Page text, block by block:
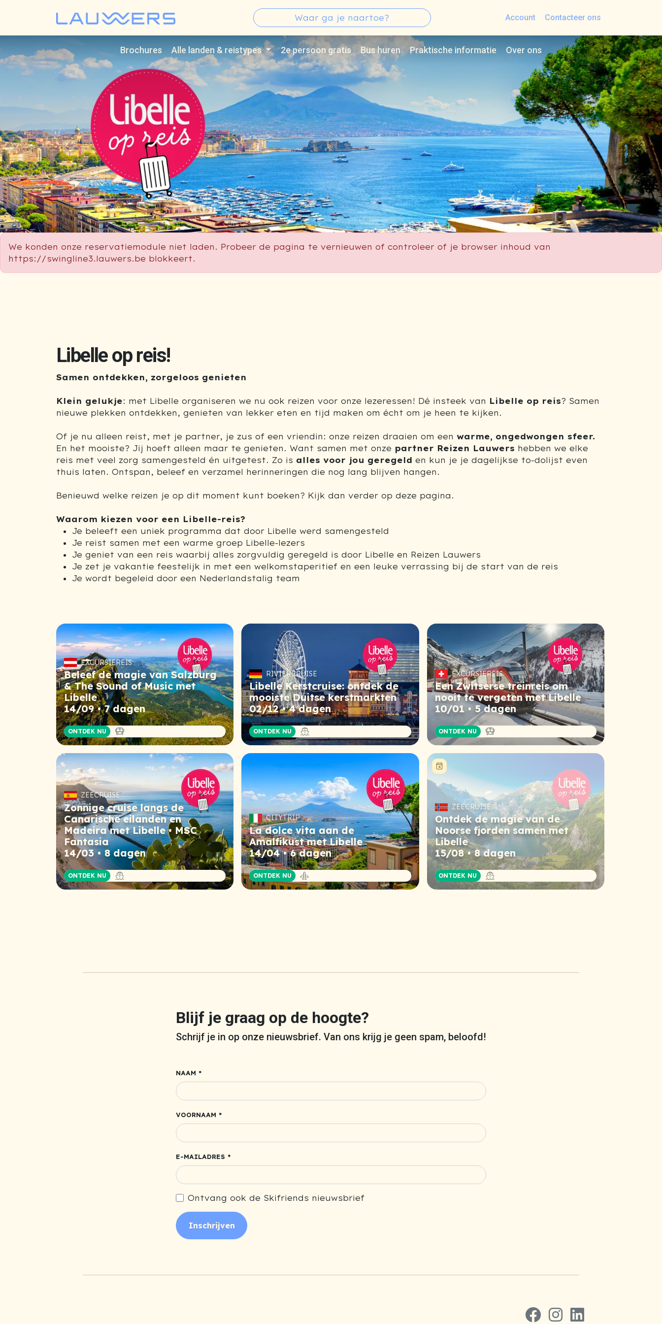
Lauwers Account Contacteer ons
Brochures Alle landen & reistypes 2e persoon gratis Bus huren Praktische informatie Over ons
We konden onze reservatiemodule niet laden. Probeer de pagina te vernieuwen of controleer of je browser inhoud van
https://swingline3.lauwers.be blokkeert.
Libelle op reis!
Samen ontdekken, zorgeloos genieten
Klein gelukje: met Libelle organiseren we nu ook reizen voor onze lezeressen! Dé insteek van Libelle op reis? Samen
nieuwe plekken ontdekken, genieten van lekker eten en tijd maken om écht om je heen te kijken.
Of je nu alleen reist, met je partner, je zus of een vriendin: onze reizen draaien om een warme, ongedwongen sfeer.
En het mooiste? Jij hoeft alleen maar te genieten. Want samen met onze partner Reizen Lauwers hebben we elke
reis met veel zorg samengesteld én uitgetest. Zo is alles voor jou geregeld en kun je je dagelijkse to-dolijst even
thuis laten. Ontspan, beleef en verzamel herinneringen die nog lang blijven hangen.
Benieuwd welke reizen je op dit moment kunt boeken? Kijk dan verder op deze pagina.
Waarom kiezen voor een Libelle-reis?
Je beleeft een uniek programma dat door Libelle werd samengesteld
Je reist samen met een warme groep Libelle-lezers
Je geniet van een reis waarbij alles zorgvuldig geregeld is door Libelle en Reizen Lauwers
Je zet je vakantie feestelijk in met een welkomstaperitief en een leuke verrassing bij de start van de reis
Je wordt begeleid door een Nederlandstalig team
EXCURSIEREIS
Beleef de magie van Salzburg
& The Sound of Music met
Libelle
14/09
7 dagen
ONTDEK NU Busreis
RIVIERCRUISE
Libelle Kerstcruise: ontdek de
mooiste Duitse kerstmarkten
02/12
4 dagen
ONTDEK NU Cruise
EXCURSIEREIS
Een Zwitserse treinreis om
nooit te vergeten met Libelle
10/01
5 dagen
ONTDEK NU Busreis
ZEECRUISE
Zonnige cruise langs de
Canarische eilanden en
Madeira met Libelle • MSC
Fantasia
14/03
8 dagen
ONTDEK NU Cruise
CITYTRIP
La dolce vita aan de
Amalfikust met Libelle
14/04
6 dagen
ONTDEK NU Vliegreis
Niet meer beschikbaar
ZEECRUISE
Ontdek de magie van de
Noorse fjorden samen met
Libelle
15/08
8 dagen
ONTDEK NU
Blijf je graag op de hoogte?
Schrijf je in op onze nieuwsbrief. Van ons krijg je geen spam, beloofd!
NAAM *
VOORNAAM *
E-MAILADRES *
Ontvang ook de Skifriends nieuwsbrief
Inschrijven
Volg ons op Facebook
Volg ons op Instagram
Volg ons op LinkedIn